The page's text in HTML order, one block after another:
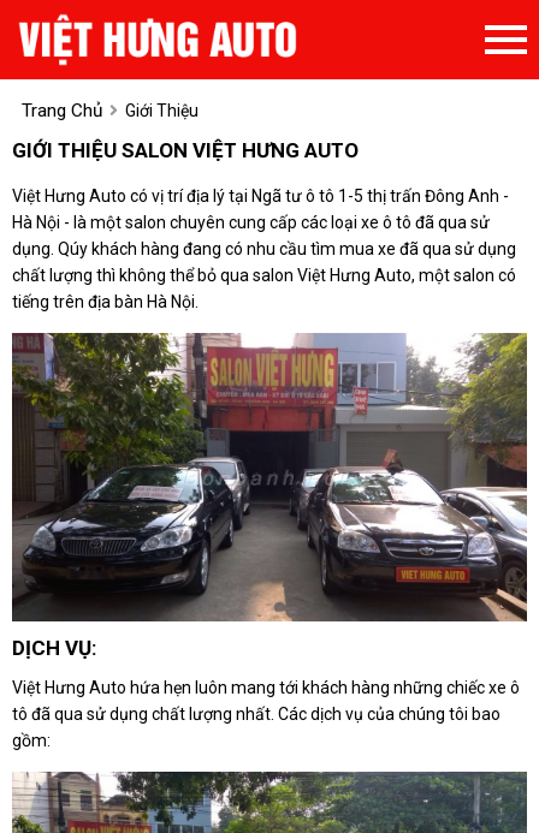
Trang Chủ Giới Thiệu
GIỚI THIỆU SALON VIỆT HƯNG AUTO
Việt Hưng Auto có vị trí địa lý tại Ngã tư ô tô 1-5 thị trấn Đông Anh -
Hà Nội - là một salon chuyên cung cấp các loại xe ô tô đã qua sử
dụng. Qúy khách hàng đang có nhu cầu tìm mua xe đã qua sử dụng
chất lượng thì không thể bỏ qua salon Việt Hưng Auto, một salon có
tiếng trên địa bàn Hà Nội.
DỊCH VỤ:
Việt Hưng Auto hứa hẹn luôn mang tới khách hàng những chiếc xe ô
tô đã qua sử dụng chất lượng nhất. Các dịch vụ của chúng tôi bao
gồm: